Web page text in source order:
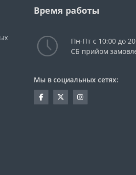
Время работы
Пн-Пт с 10:00 до
СБ прийом
Мы в социальных сетях: